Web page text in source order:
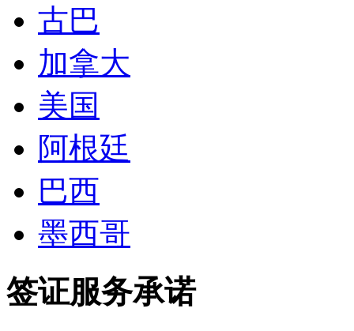
古巴
加拿大
美国
阿根廷
巴西
墨西哥
签证服务承诺